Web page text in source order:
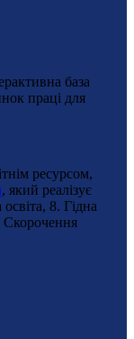
база
праці для
ресурсом,
, який реалізує
8. Гідна
Cкорочення